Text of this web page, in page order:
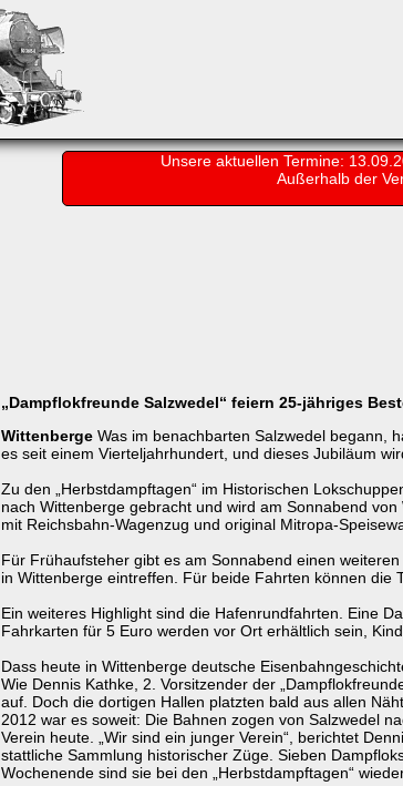
Unsere aktuellen Termine:
Außerhalb der
„Dampflokfreunde Salzwedel“ feiern 25-jähriges
Wittenberge Was im benachbarten Salzwedel begann,
es seit einem Vierteljahrhundert, und dieses Jubiläum
Zu den „Herbstdampftagen“ im Historischen
nach Wittenberge gebracht und wird am Sonnabend
mit Reichsbahn-Wagenzug und original Mitropa-
Für Frühaufsteher gibt es am Sonnabend einen
in Wittenberge eintreffen. Für beide Fahrten können die
Ein weiteres Highlight sind die Hafenrundfahrten. Eine
Fahrkarten für 5 Euro werden vor Ort erhältlich sein,
Dass heute in Wittenberge deutsche
Wie Dennis Kathke, 2. Vorsitzender der
auf. Doch die dortigen Hallen platzten bald aus allen
2012 war es soweit: Die Bahnen zogen von Salzwedel
Verein heute. „Wir sind ein junger Verein“, berichtet
stattliche Sammlung historischer Züge. Sieben
Wochenende sind sie bei den „Herbstdampftagen“